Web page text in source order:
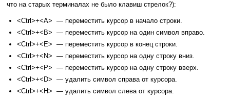
что на старых терминалах не было клавиш стрелок?):
<Ctrl>+<A> — переместить курсор в начало строки.
<Ctrl>+<B> — переместить курсор на один символ вправо.
<Ctrl>+<E> — переместить курсор в конец строки.
<Ctrl>+<N> — переместить курсор на одну строку вниз.
<Ctrl>+<P> — переместить курсор на одну строку вверх.
<Ctrl>+<D> — удалить символ справа от курсора.
<Ctrl>+<H> — удалить символ слева от курсора.